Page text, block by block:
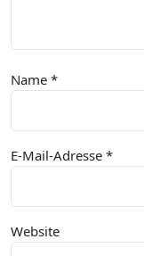
Name *
E-Mail-Adresse *
Website